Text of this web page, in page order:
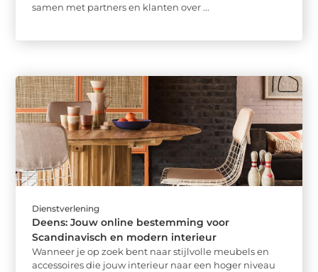
samen met partners en klanten over ...
Dienstverlening
Deens: Jouw online bestemming voor
Scandinavisch en modern interieur
Wanneer je op zoek bent naar stijlvolle meubels en
accessoires die jouw interieur naar een hoger niveau